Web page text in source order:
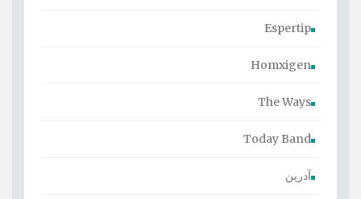
Espertip
Homxigen
The Ways
Today Band
آدرین